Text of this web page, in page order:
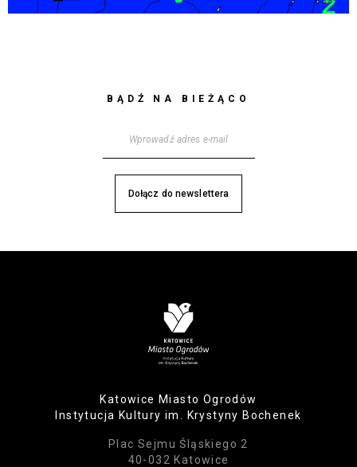
BĄDŹ NA BIEŻĄCO
Katowice Miasto Ogrodów
Instytucja Kultury im. Krystyny Bochenek
Plac Sejmu Śląskiego 2
40-032 Katowice